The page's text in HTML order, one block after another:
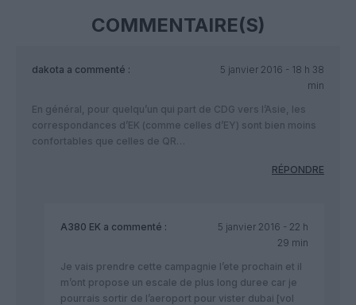
COMMENTAIRE(S)
dakota a commenté :
5 janvier 2016 - 18 h 38
min
En général, pour quelqu’un qui part de CDG vers l’Asie, les
correspondances d’EK (comme celles d’EY) sont bien moins
confortables que celles de QR…
RÉPONDRE
A380 EK a commenté :
5 janvier 2016 - 22 h
29 min
Je vais prendre cette campagnie l’ete prochain et il
m’ont propose un escale de plus long duree car je
pourrais sortir de l’aeroport pour vister dubai [vol